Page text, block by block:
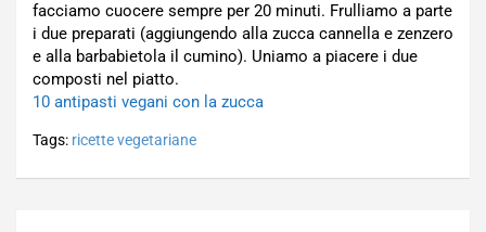
facciamo cuocere sempre per 20 minuti. Frulliamo a parte
i due preparati (aggiungendo alla zucca cannella e zenzero
e alla barbabietola il cumino). Uniamo a piacere i due
composti nel piatto.
10 antipasti vegani con la zucca
Tags: ricette vegetariane